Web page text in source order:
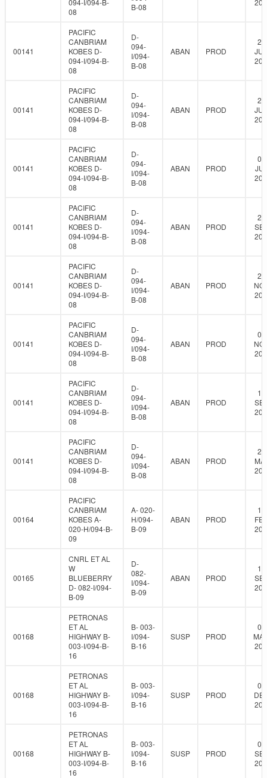
094-I/094-B-
08
B-08
00141
PACIFIC
CANBRIAM
KOBES D-
094-I/094-B-
08
D-
094-
I/094-
B-08
ABAN PROD
00141
PACIFIC
CANBRIAM
KOBES D-
094-I/094-B-
08
D-
094-
I/094-
B-08
ABAN PROD
00141
PACIFIC
CANBRIAM
KOBES D-
094-I/094-B-
08
D-
094-
I/094-
B-08
ABAN PROD
00141
PACIFIC
CANBRIAM
KOBES D-
094-I/094-B-
08
D-
094-
I/094-
B-08
ABAN PROD
00141
PACIFIC
CANBRIAM
KOBES D-
094-I/094-B-
08
D-
094-
I/094-
B-08
ABAN PROD
00141
PACIFIC
CANBRIAM
KOBES D-
094-I/094-B-
08
D-
094-
I/094-
B-08
ABAN PROD
00141
PACIFIC
CANBRIAM
KOBES D-
094-I/094-B-
08
D-
094-
I/094-
B-08
ABAN PROD
00141
PACIFIC
CANBRIAM
KOBES D-
094-I/094-B-
08
D-
094-
I/094-
B-08
ABAN PROD
00164
PACIFIC
CANBRIAM
KOBES A-
020-H/094-B-
09
A- 020-
H/094-
B-09
ABAN PROD
00165
CNRL ET AL
W
BLUEBERRY
D- 082-I/094-
B-09
D-
082-
I/094-
B-09
ABAN PROD
00168
PETRONAS
ET AL
HIGHWAY B-
003-I/094-B-
16
B- 003-
I/094-
B-16
SUSP PROD
00168
PETRONAS
ET AL
HIGHWAY B-
003-I/094-B-
16
B- 003-
I/094-
B-16
SUSP PROD
00168
PETRONAS
ET AL
HIGHWAY B-
003-I/094-B-
16
B- 003-
I/094-
B-16
SUSP PROD